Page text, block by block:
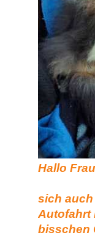
sich
Autofahrt
bisschen